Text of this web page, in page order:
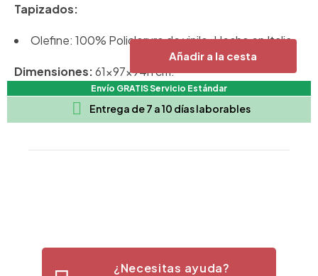
Añadir a la cesta
Envío GRATIS Servicio Estándar
 Entrega de 7 a 10 días laborables
Tapizados:
Olefine: 100% Policloruro de vinilo. Hecho en Italia.
Dimensiones:61x97x94h cm.
¿Necesitas ayuda?